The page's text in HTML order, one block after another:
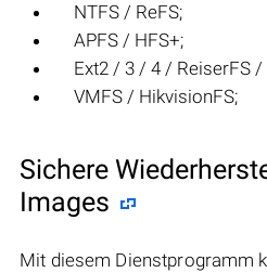
NTFS / ReFS;
APFS / HFS+;
Ext2 / 3 / 4 / ReiserFS
VMFS / HikvisionFS;
Sichere
Images
Mit diesem Dienstprogramm